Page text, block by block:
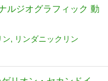
ルジオグラフィック 動
ン リンダニックリン